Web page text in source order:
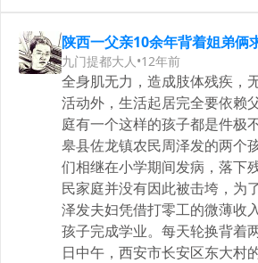
陕西一父亲10余年背着姐弟俩
九门提都大人•12年前
全身肌无力，造成肢体残疾，
活动外，生活起居完全要依赖
庭有一个这样的孩子都是件极
皋县佐龙镇农民周泽发的两个
们相继在小学期间发病，落下
民家庭并没有因此被击垮，为
泽发夫妇凭借打零工的微薄收
孩子完成学业。每天轮换背着
日中午，西安市长安区东大村